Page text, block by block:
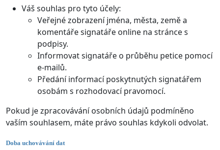
Váš souhlas pro tyto účely:
Veřejné zobrazení jména, města, země a
komentáře signatáře online na stránce s
podpisy.
Informovat signatáře o průběhu petice pomocí
e-mailů.
Předání informací poskytnutých signatářem
osobám s rozhodovací pravomocí.
Pokud je zpracovávání osobních údajů podmíněno
vaším souhlasem, máte právo souhlas kdykoli odvolat.
Doba uchovávání dat